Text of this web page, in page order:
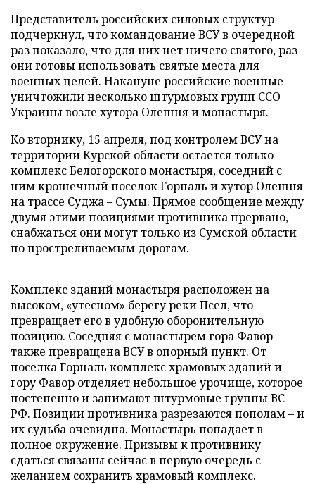
Представитель российских силовых структур
подчеркнул, что командование ВСУ в очередной
раз показало, что для них нет ничего святого, раз
они готовы использовать святые места для
военных целей. Накануне российские военные
уничтожили несколько штурмовых групп ССО
Украины возле хутора Олешня и монастыря.
Ко вторнику, 15 апреля, под контролем ВСУ на
территории Курской области остается только
комплекс Белогорского монастыря, соседний с
ним крошечный поселок Горналь и хутор Олешня
на трассе Суджа – Сумы. Прямое сообщение между
двумя этими позициями противника прервано,
снабжаться они могут только из Сумской области
по простреливаемым дорогам.
Комплекс зданий монастыря расположен на
высоком, «утесном» берегу реки Псел, что
превращает его в удобную оборонительную
позицию. Соседняя с монастырем гора Фавор
также превращена ВСУ в опорный пункт. От
поселка Горналь комплекс храмовых зданий и
гору Фавор отделяет небольшое урочище, которое
постепенно и занимают штурмовые группы ВС
РФ. Позиции противника разрезаются пополам – и
их судьба очевидна. Монастырь попадает в
полное окружение. Призывы к противнику
сдаться связаны сейчас в первую очередь с
желанием сохранить храмовый комплекс.